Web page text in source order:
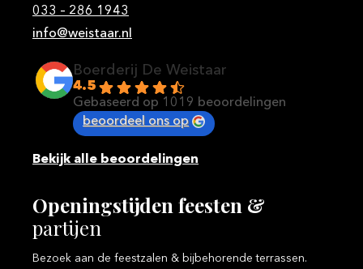
033 – 286 1943
info@weistaar.nl
Boerderij De Weistaar
4.5
Gebaseerd op 1019 beoordelingen
beoordeel ons op
Bekijk alle beoordelingen
Openingstijden feesten &
partijen
Bezoek aan de feestzalen & bijbehorende terrassen.